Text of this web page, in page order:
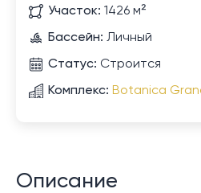
Участок: 1426 м²
Бассейн: Личный
Статус: Строится
Комплекс: Botanica
Описание